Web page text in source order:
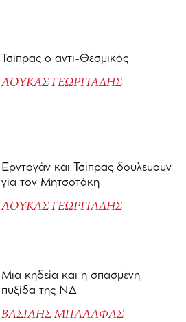
Τσίπρας ο αντι-Θεσμικός
ΛΟΥΚΑΣ ΓΕΩΡΓΙΑΔΗΣ
Ερντογάν και Τσίπρας δουλεύουν
για τον Μητσοτάκη
ΛΟΥΚΑΣ ΓΕΩΡΓΙΑΔΗΣ
Μια κηδεία και η σπασμένη
πυξίδα της ΝΔ
ΒΑΣΙΛΗΣ ΜΠΑΛΑΦΑΣ